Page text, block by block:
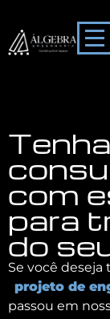
com
para
do
Se você deseja
projeto de
passou em